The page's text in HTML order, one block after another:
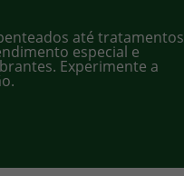
até tratamentos
especial e
Experimente a